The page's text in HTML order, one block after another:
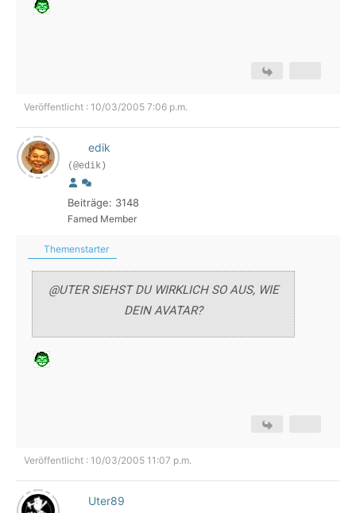
Veröffentlicht : 10/03/2005 7:06 p.m.
edik
(@edik)
Beiträge: 3148
Famed Member
Themenstarter
@UTER SIEHST DU WIRKLICH SO AUS, WIE
DEIN AVATAR?
Veröffentlicht : 10/03/2005 11:07 p.m.
Uter89